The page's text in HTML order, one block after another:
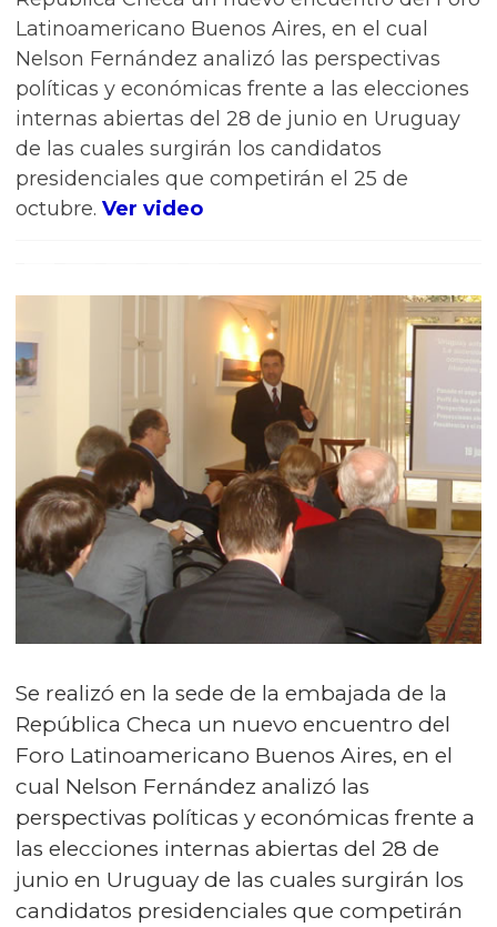
Latinoamericano Buenos Aires, en el cual
Nelson Fernández analizó las perspectivas
políticas y económicas frente a las elecciones
internas abiertas del 28 de junio en Uruguay
de las cuales surgirán los candidatos
presidenciales que competirán el 25 de
octubre. Ver video
Se realizó en la sede de la embajada de la
República Checa un nuevo encuentro del
Foro Latinoamericano Buenos Aires, en el
cual Nelson Fernández analizó las
perspectivas políticas y económicas frente a
las elecciones internas abiertas del 28 de
junio en Uruguay de las cuales surgirán los
candidatos presidenciales que competirán